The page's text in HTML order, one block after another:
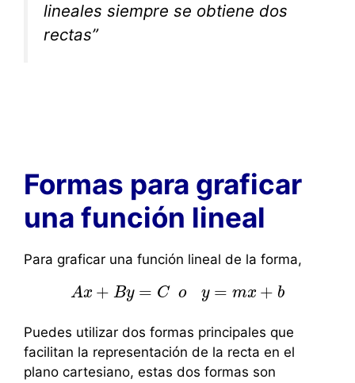
lineales siempre se obtiene dos
rectas”
Formas para graficar
una función lineal
Para graficar una función lineal de la forma,
Ax + By = C o y = mx + b
Ax +B y=C oy m x+ b
Puedes utilizar dos formas principales que
facilitan la representación de la recta en el
plano cartesiano, estas dos formas son